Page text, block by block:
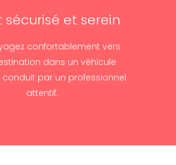
sécurisé et serein
confortablement vers
dans un véhicule
conduit par un professionnel
attentif.